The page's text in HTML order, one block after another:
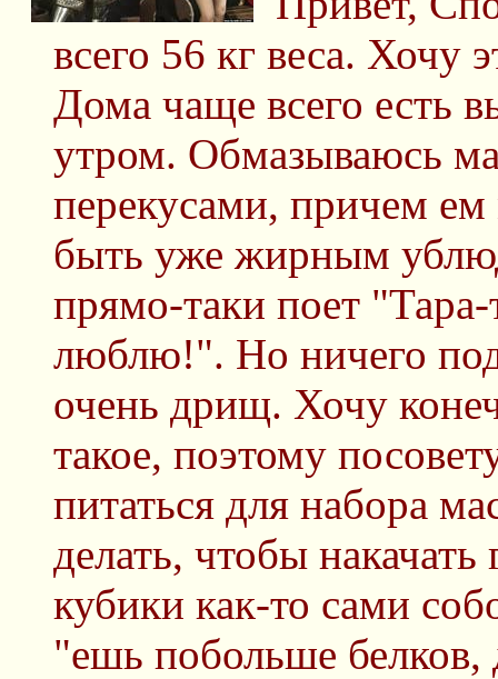
всего 56 кг веса. Хочу
Дома чаще всего есть
утром. Обмазываюсь
перекусами, причем
быть уже жирным
прямо-таки поет
люблю!". Но ничего
очень дрищ. Хочу
такое, поэтому
питаться для набора
делать, чтобы
кубики как-то сами
"ешь побольше